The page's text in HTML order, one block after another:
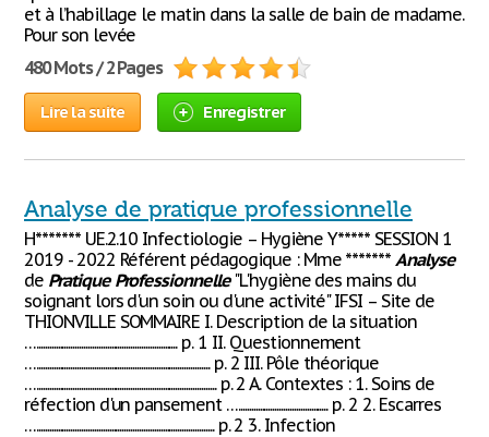
et à l’habillage le matin dans la salle de bain de madame.
Pour son levée
480 Mots / 2 Pages
Lire la suite Enregistrer
Analyse de pratique professionnelle
H******* UE.2.10 Infectiologie – Hygiène Y***** SESSION 1
2019 - 2022 Référent pédagogique : Mme *******Analyse
de Pratique Professionnelle"L'hygiène des mains du
soignant lors d'un soin ou d'une activité" IFSI – Site de
THIONVILLE SOMMAIRE I. Description de la situation
….................................................................. p. 1 II. Questionnement
…................................................................................. p. 2 III. Pôle théorique
….................................................................................... p. 2 A. Contextes : 1. Soins de
réfection d'un pansement ….......................................... p. 2 2. Escarres
…................................................................................... p. 2 3. Infection